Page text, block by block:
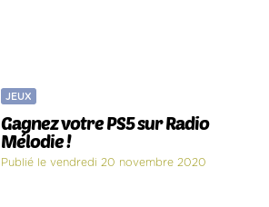
JEUX
Gagnez votre PS5 sur Radio
Mélodie !
Publié le vendredi 20 novembre 2020